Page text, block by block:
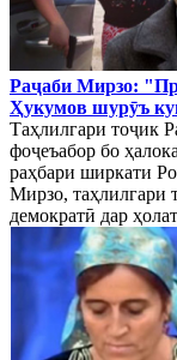
Раҷаби Мирзо:
Ҳукумов шурӯъ
Таҳлилгари тоҷик
фоҷеъабор бо
раҳбари ширкати
Мирзо, таҳлилгари
демократӣ дар